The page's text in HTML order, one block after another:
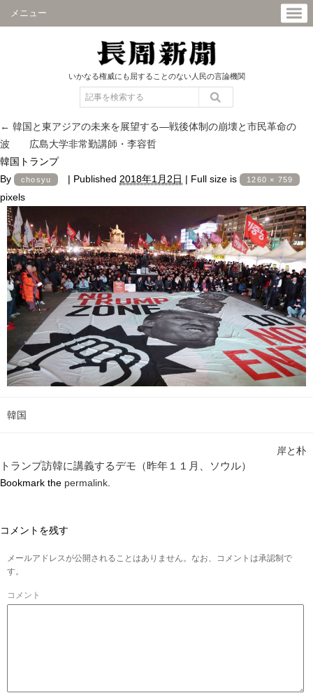
メニュー
いかなる権威にも屈することのない人民の言論機関
← 韓国と東アジアの未来を展望する―戦後体制の崩壊と市民革命の
波 広島大学非常勤講師・李容哲
韓国トランプ
By
chosyu | Published 2018年1月2日 | Full size is 1260 × 759
pixels
韓国
岸と朴
トランプ訪韓に講義するデモ（昨年１１月、ソウル）
Bookmark the permalink
コメントを残す
メールアドレスが公開されることはありません。なお、コメントは承認制で
す。
コメント